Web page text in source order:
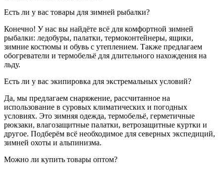
Есть ли у вас товары для зимней рыбалки?
Конечно! У нас вы найдёте всё для комфортной зимней
рыбалки: ледобуры, палатки, термоконтейнеры, ящики,
зимние костюмы и обувь с утеплением. Также предлагаем
обогреватели и термобельё для длительного нахождения на
льду.
Есть ли у вас экипировка для экстремальных условий?
Да, мы предлагаем снаряжение, рассчитанное на
использование в суровых климатических и погодных
условиях. Это зимняя одежда, термобельё, герметичные
рюкзаки, влагозащитные палатки, ветрозащитные куртки и
другое. Подберём всё необходимое для северных экспедиций,
зимней охоты и альпинизма.
Можно ли купить товары оптом?